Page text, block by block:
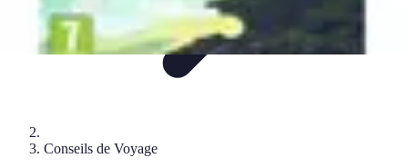
Conseils de Voyage